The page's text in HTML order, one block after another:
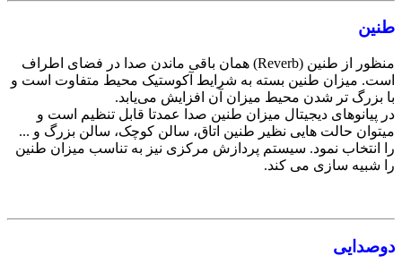
طنین
منظور از طنین (Reverb) همان باقی ماندن صدا در فضای اطراف
است. میزان طنین بسته به شرایط آکوستیک محیط متفاوت است و
با بزرگ تر شدن محیط میزان آن افزایش می‌یابد.
در پیانوهای دیجیتال میزان طنین صدا عمدتا قابل تنظیم است و
میتوان حالت هایی نظیر طنین اتاق، سالن کوچک، سالن بزرگ و ...
را انتخاب نمود. سیستم پردازش مرکزی نیز به تناسب میزان طنین
را شبیه سازی می کند.
دوصدایی